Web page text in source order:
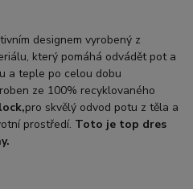
designem vyrobený z
který pomáhá odvádět pot a
a teple po celou dobu
ze 100% recyklovaného
pro skvělý odvod potu z těla a
prostředí. Toto je top dres